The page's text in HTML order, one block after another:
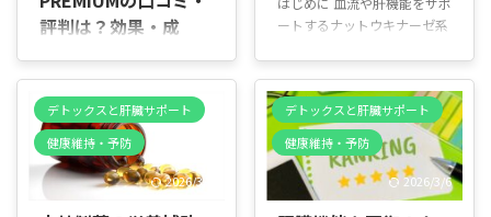
あわせて無理なく続けられる
かどうかが重要です。 ファン
心に、活性大豆サポニンB型
やDHA含有精製魚油も配合し
た複合タイプのサプリメント
です。 1日2粒で摂取でき、納
豆を毎日食べるのが難しい人
あわせて無理なく続けられる
かどうかが重要です。 DHC
ねぎ外皮エキス末（ケルセチ
ン）、DHA、EPAを配合した
複合タイプのサプリメントで
す。 1日6粒で摂取でき、納豆
を毎日食べるのが難しい人で
も手軽に補給できる設計にな
評判は？効果・成
ビュー｜肝臓サポー
トサプリ
はじめに 血流や肝機能をサポ
ートするナットウキナーゼ系
サプリは種類が多く、ランキ
ートするナットウキナーゼ系
いいのか分からない」と感じ
る人は少なくありません。 特
に肝機能を意識したナットウ
キナーゼサプリは、毎日の生
活習慣とあわせて無理なく続
けられるかどうかが重要で
デトックスと肝臓サポート
健康維持・予防
2026/3/9
デトックスと肝臓サポート
健康維持・予防
2026/3/6